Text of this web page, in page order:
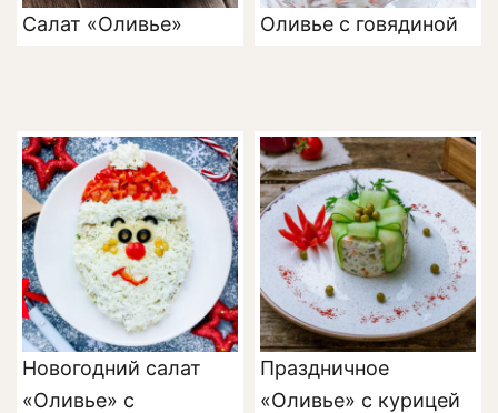
Салат «Оливье» Оливье с говядиной
Новогодний салат
«Оливье» с
Праздничное
«Оливье» с курицей